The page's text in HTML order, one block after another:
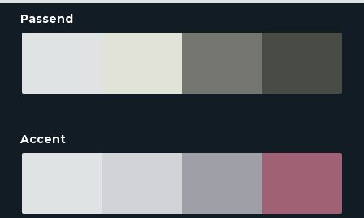
Passend
Accent